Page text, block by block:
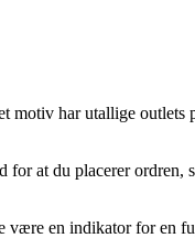
har utallige outlets
at du placerer ordren,
være en indikator for en